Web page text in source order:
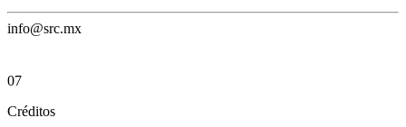
info@src.mx
07
Créditos